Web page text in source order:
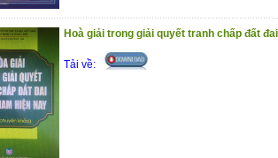
Hoà giải trong giải quyết tranh chấp đất
Tải về: